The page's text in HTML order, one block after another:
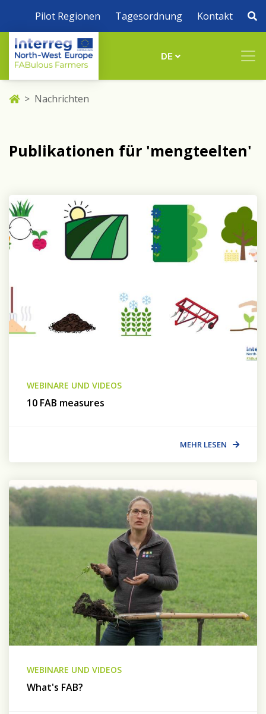
Pilot Regionen Tagesordnung Kontakt
DE
Nachrichten
Publikationen für 'mengteelten'
WEBINARE UND VIDEOS
10 FAB measures
MEHR LESEN
WEBINARE UND VIDEOS
What's FAB?